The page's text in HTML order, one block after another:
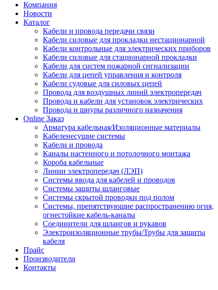
Компания
Новости
Каталог
Кабели и провода передачи связи
Кабели силовые для прокладки нестационарной
Кабели контрольные для электрических приборов
Кабели силовые для стационарной прокладки
Кабели для систем пожарной сигнализации
Кабели для цепей управления и контроля
Кабели судовые для силовых цепей
Провода для воздушных линий электропередач
Провода и кабели для установок электрических
Провода и шнуры различного назначения
Online Заказ
Арматура кабельная/Изоляционные материалы
Кабеленесущие системы
Кабели и провода
Каналы настенного и потолочного монтажа
Короба кабельные
Линии электропередач (ЛЭП)
Системы ввода для кабелей и проводов
Системы защиты шланговые
Системы скрытой проводки под полом
Системы, препятствующие распространению огня,
огнестойкие кабель-каналы
Соединители для шлангов и рукавов
Электроизоляционные трубы/Трубы для защиты
кабеля
Прайс
Производители
Контакты